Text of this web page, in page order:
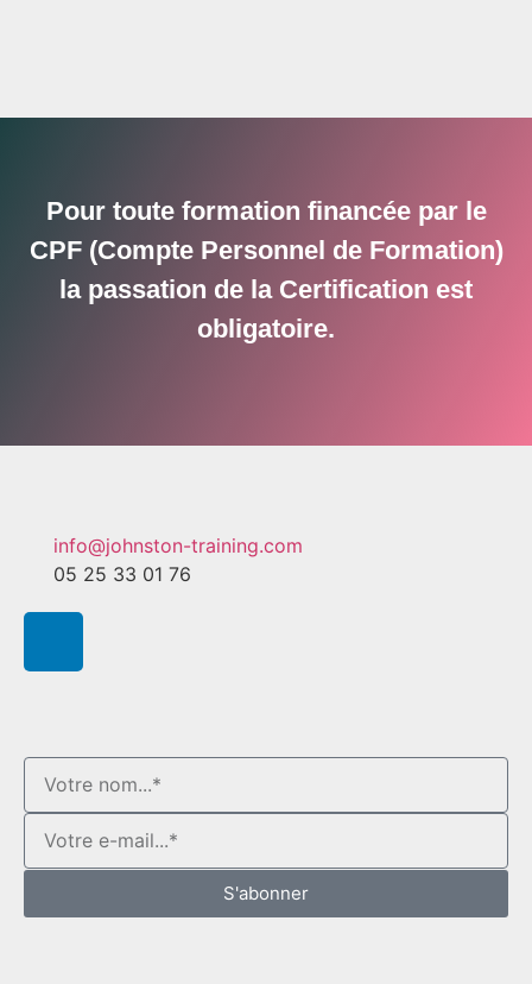
Pour toute formation financée par le
CPF (Compte Personnel de Formation)
la passation de la Certification est
obligatoire.
S'abonner
info@johnston-training.com
05 25 33 01 76